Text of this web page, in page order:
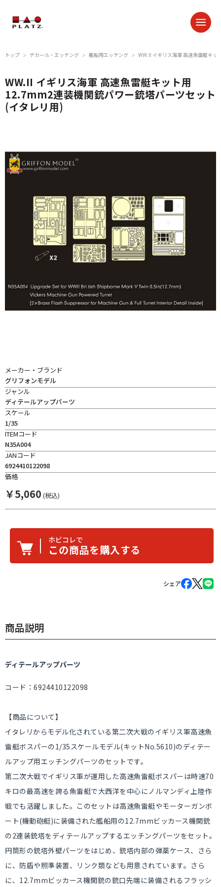
トップ ＞ デカール・エッチング ＞ 艦船用エッチング ＞ WW.II イギリス海軍 高速魚雷艇キ
WW.II イギリス海軍 高速魚雷艇キット用
12.7mm2連装機関銃パワー銃塔パーツセット
(イタレリ用)
メーカー・ブランド
グリフォンモデル
ジャンル
ディテールアップパーツ
スケール
1/35
ITEMコード
N35A004
JANコード
6924410122098
価格
￥5,060 (税込)
ホビコレで
この商品を購入する
シェア
商品説明
ディテールアップパーツ
コード：6924410122098
【商品について】
イタレリからモデル化されている第二次大戦のイギリス軍高速魚
雷艇ボスパーの1/35スケールモデル(キットNo.5610)のディテー
ルアップ用エッチングパーツのセットです。
第二次大戦でイギリス軍が運用した高速魚雷艇ボスパーは時速70
キロの最高速を誇る魚雷艇で大西洋を中心にノルマンディ上陸作
戦でも活躍しました。このセットは高速魚雷艇やモーターガンボ
ート(機動砲艇)に装備された艦船用の12.7mmビッカース機関銃
の2連装銃塔をディテールアップするエッチングパーツをセット。
円筒形の銃塔外壁パーツをはじめ、銃塔内部の弾薬ケース、さら
に、防盾や照準装置、リンク類なども用意されています。さら
に、12.7mmビッカース機関銃の銃口先端に装備されるフラッシ